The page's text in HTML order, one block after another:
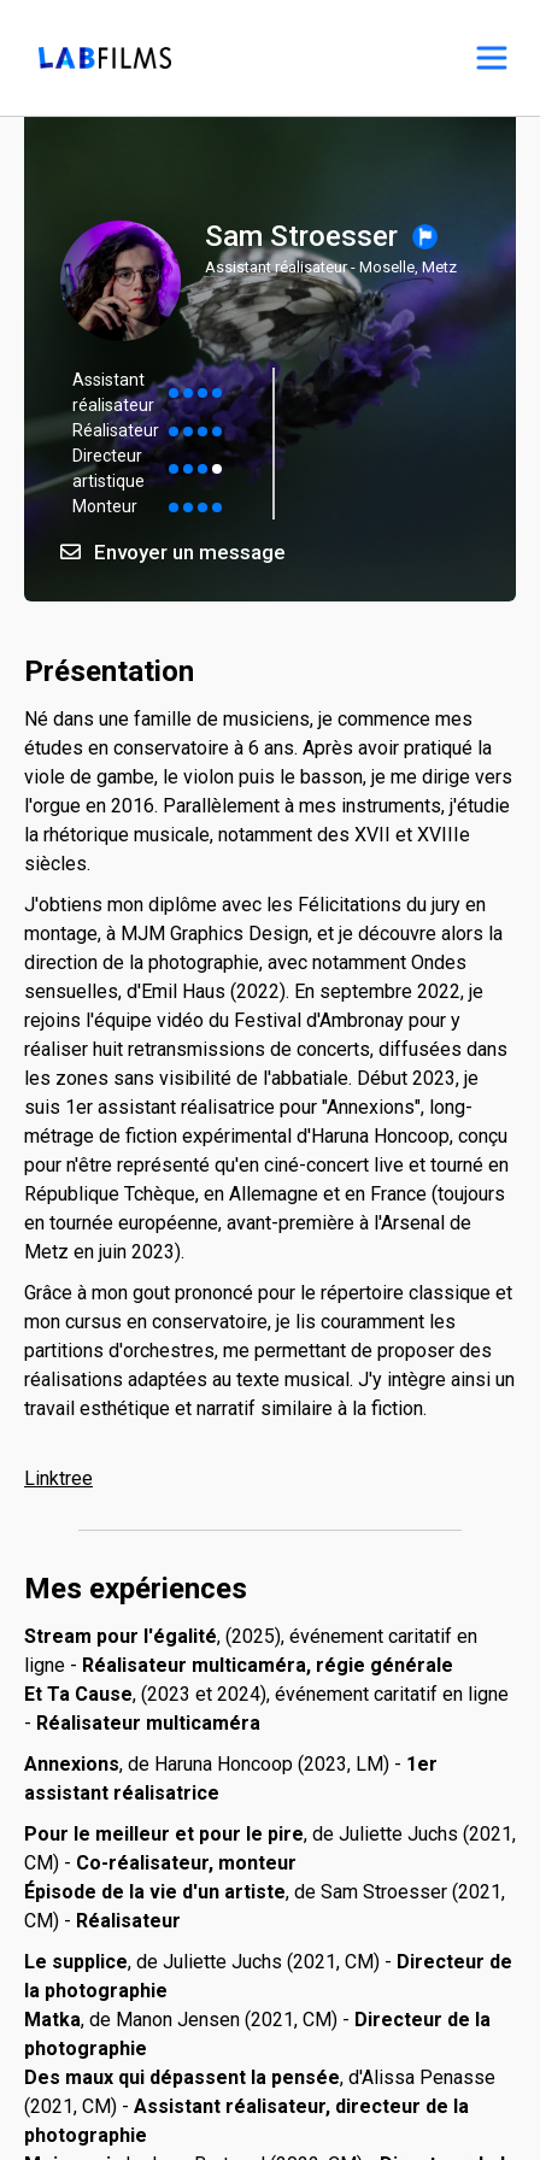
Sam Stroesser
Assistant réalisateur - Moselle, Metz
Assistant
réalisateur
Réalisateur
Directeur
artistique
Monteur
Envoyer un message
Présentation
Né dans une famille de musiciens, je commence mes
études en conservatoire à 6 ans. Après avoir pratiqué la
viole de gambe, le violon puis le basson, je me dirige vers
l'orgue en 2016. Parallèlement à mes instruments, j'étudie
la rhétorique musicale, notamment des XVII et XVIIIe
siècles.
J'obtiens mon diplôme avec les Félicitations du jury en
montage, à MJM Graphics Design, et je découvre alors la
direction de la photographie, avec notamment Ondes
sensuelles, d'Emil Haus (2022). En septembre 2022, je
rejoins l'équipe vidéo du Festival d'Ambronay pour y
réaliser huit retransmissions de concerts, diffusées dans
les zones sans visibilité de l'abbatiale. Début 2023, je
suis 1er assistant réalisatrice pour "Annexions", long-
métrage de fiction expérimental d'Haruna Honcoop, conçu
pour n'être représenté qu'en ciné-concert live et tourné en
République Tchèque, en Allemagne et en France (toujours
en tournée européenne, avant-première à l'Arsenal de
Metz en juin 2023).
Grâce à mon gout prononcé pour le répertoire classique et
mon cursus en conservatoire, je lis couramment les
partitions d'orchestres, me permettant de proposer des
réalisations adaptées au texte musical. J'y intègre ainsi un
travail esthétique et narratif similaire à la fiction.
Linktree
Mes expériences
Stream pour l'égalité, (2025), événement caritatif en
ligne - Réalisateur multicaméra, régie générale
Et Ta Cause, (2023 et 2024), événement caritatif en ligne
- Réalisateur multicaméra
Annexions, de Haruna Honcoop (2023, LM) - 1er
assistant réalisatrice
Pour le meilleur et pour le pire, de Juliette Juchs (2021,
CM) - Co-réalisateur, monteur
Épisode de la vie d'un artiste, de Sam Stroesser (2021,
CM) - Réalisateur
Le supplice, de Juliette Juchs (2021, CM) - Directeur de
la photographie
Matka, de Manon Jensen (2021, CM) - Directeur de la
photographie
Des maux qui dépassent la pensée, d'Alissa Penasse
(2021, CM) - Assistant réalisateur, directeur de la
photographie